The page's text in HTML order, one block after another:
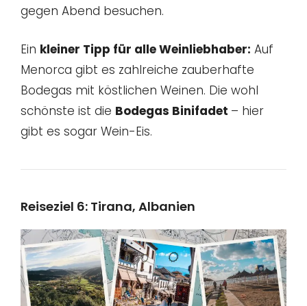
gegen Abend besuchen.
Ein kleiner Tipp für alle Weinliebhaber: Auf
Menorca gibt es zahlreiche zauberhafte
Bodegas mit köstlichen Weinen. Die wohl
schönste ist die Bodegas Binifadet – hier
gibt es sogar Wein-Eis.
Reiseziel 6: Tirana, Albanien